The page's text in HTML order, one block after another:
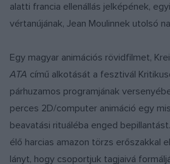
alatti francia ellenállás jelképének,
vértanújának, Jean Moulinnek utolsó
Egy magyar animációs rövidfilmet,
ATA című alkotását a fesztivál
párhuzamos programjának
perces 2D/computer animáció egy
beavatási rituáléba enged
élő harcias amazon törzs erőszakkal
lányt, hogy csoportjuk tagjaivá